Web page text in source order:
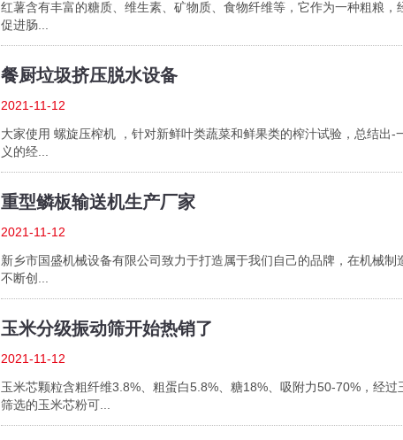
红薯含有丰富的糖质、维生素、矿物质、食物纤维等，它作为一种粗粮，
促进肠...
餐厨垃圾挤压脱水设备
2021-11-12
大家使用 螺旋压榨机 ，针对新鲜叶类蔬菜和鲜果类的榨汁试验，总结出-
义的经...
重型鳞板输送机生产厂家
2021-11-12
新乡市国盛机械设备有限公司致力于打造属于我们自己的品牌，在机械制
不断创...
玉米分级振动筛开始热销了
2021-11-12
玉米芯颗粒含粗纤维3.8%、粗蛋白5.8%、糖18%、吸附力50-70%，经过
筛选的玉米芯粉可...